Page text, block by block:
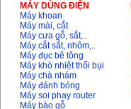
MÁY DÙNG ĐIỆN
Máy khoan
Máy mài, cắt
Máy cưa gỗ, sắt,..
Máy cắt sắt, nhôm,..
Máy đục bê tông
Máy khò nhiệt thổi bụi
Máy chà nhám
Máy đánh bóng
Máy soi phay router
Máy bào gỗ